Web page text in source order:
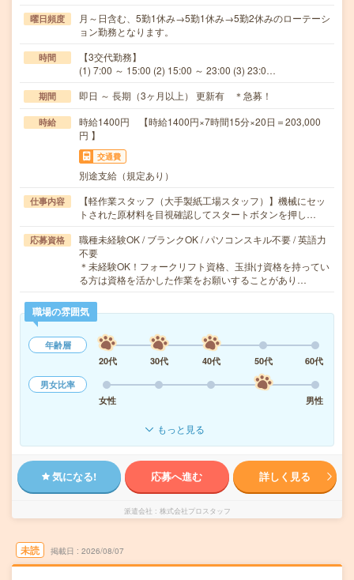
曜日頻度
月～日含む、5勤1休み→5勤1休み→5勤2休みのローテーシ
ョン勤務となります。
時間
【3交代勤務】
(1) 7:00 ～ 15:00 (2) 15:00 ～ 23:00 (3) 23:0…
期間 即日 ～ 長期（3ヶ月以上） 更新有 ＊急募！
時給
時給1400円 【時給1400円×7時間15分×20日＝203,000
円 】
交通費
別途支給（規定あり）
仕事内容
【軽作業スタッフ（大手製紙工場スタッフ）】機械にセッ
トされた原材料を目視確認してスタートボタンを押し…
応募資格
職種未経験OK / ブランクOK / パソコンスキル不要 / 英語力
不要
＊未経験OK！フォークリフト資格、玉掛け資格を持ってい
る方は資格を活かした作業をお願いすることがあり…
職場の雰囲気
年齢層
20代
30代 40代 50代
60代
男女比率
女性
男性
もっと見る
気になる! 応募へ進む 詳しく見る
派遣会社 株式会社プロスタッフ
未読 掲載日 2026/08/07